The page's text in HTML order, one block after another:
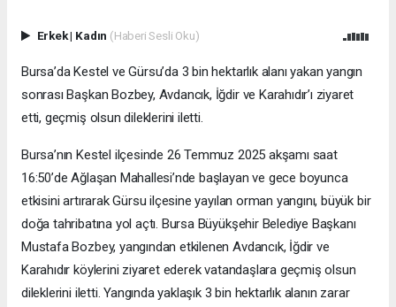
Erkek| Kadın (Haberi Sesli Oku)
Bursa’da Kestel ve Gürsu’da 3 bin hektarlık alanı yakan yangın
sonrası Başkan Bozbey, Avdancık, İğdir ve Karahıdır’ı ziyaret
etti, geçmiş olsun dileklerini iletti.
Bursa’nın Kestel ilçesinde 26 Temmuz 2025 akşamı saat
16:50’de Ağlaşan Mahallesi’nde başlayan ve gece boyunca
etkisini artırarak Gürsu ilçesine yayılan orman yangını, büyük bir
doğa tahribatına yol açtı. Bursa Büyükşehir Belediye Başkanı
Mustafa Bozbey, yangından etkilenen Avdancık, İğdir ve
Karahıdır köylerini ziyaret ederek vatandaşlara geçmiş olsun
dileklerini iletti. Yangında yaklaşık 3 bin hektarlık alanın zarar